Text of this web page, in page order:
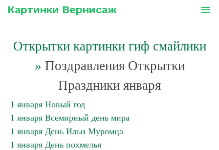
Картинки Вернисаж menu
Открытки картинки гиф смайлики
» Поздравления Открытки
Праздники января
1 января Новый год
1 января Всемирный день мира
1 января День Ильи Муромца
1 января День похмелья